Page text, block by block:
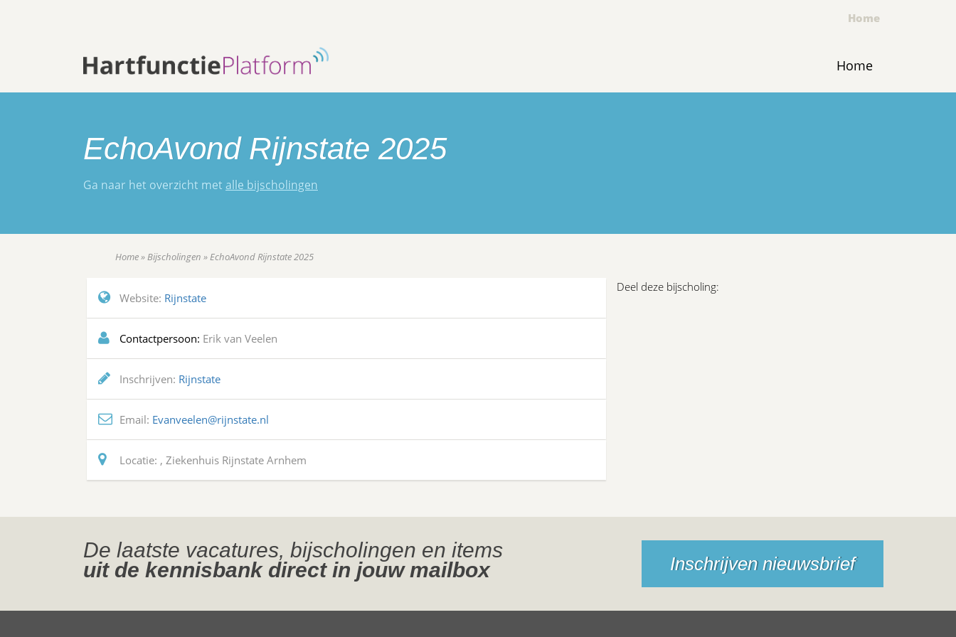
Home
Home
EchoAvond Rijnstate 2025
Ga naar het overzicht met alle bijscholingen
Home»Bijscholingen »EchoAvond Rijnstate 2025
Website: Rijnstate
Contactpersoon: Erik van Veelen
Inschrijven: Rijnstate
Email: Evanveelen@rijnstate.nl
Locatie: , Ziekenhuis Rijnstate Arnhem
Deel deze bijscholing:
De laatste vacatures, bijscholingen en items
uit de kennisbank direct in jouw mailbox
Inschrijven nieuwsbrief